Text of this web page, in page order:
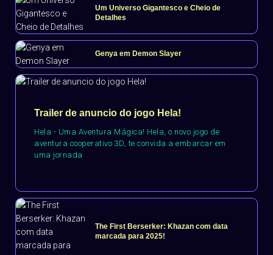
Um Universo Gigantesco e Cheio de
Detalhes
Genya em Demon Slayer
Trailer de anuncio do jogo Hela!
Hela - Uma Aventura Mágica! Hela, o novo jogo de
aventura cooperativo 3D, te convida a embarcar em
uma jornada
The First Berserker: Khazan com data
marcada para 2025!